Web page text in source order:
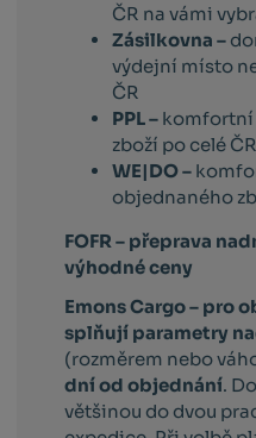
ČR na vámi
Zásilkovna –
výdejní místo
ČR
PPL – komfortní
zboží po celé ČR
WE|DO –
objednaného
FOFR – přeprava
výhodné ceny
Emons Cargo – pro
splňují parametry
(rozměrem nebo
dní od objednání.
většinou do dvou